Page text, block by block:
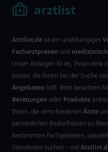
arztlist
Arztlist.de ist ein unabhängiges
Facharztpraxen und
Unser Anliegen ist es, Ihnen eine
bieten, die Ihnen bei der Suche
Angeboten hilft. Bitte beachten
Beratungen oder Produkte
Ihnen, die verschiedenenÄrzte
persönlichen Bedürfnissen zu
bestimmten Fachgebieten,
Standorten suchen – mit